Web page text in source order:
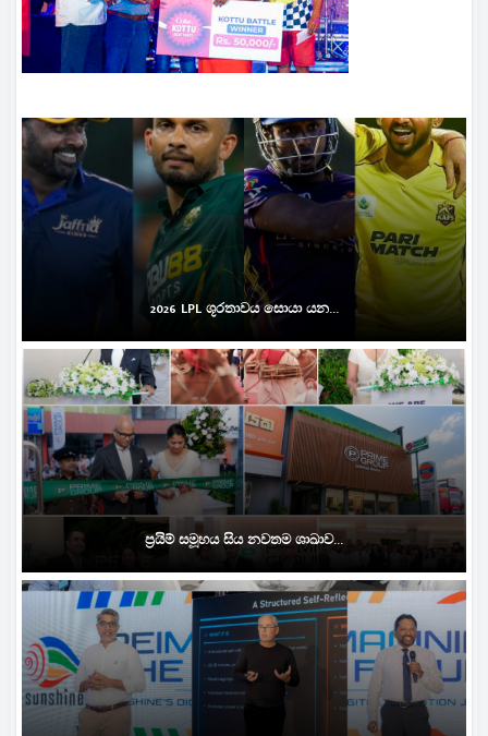
2026 LPL ශූරතාවය සොයා යන...
ප්‍රයිම් සමූහය සිය නවතම ශාඛාව...